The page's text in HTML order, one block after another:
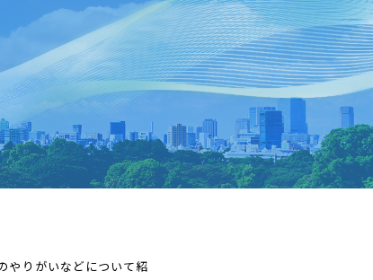
やりがいなどについて紹